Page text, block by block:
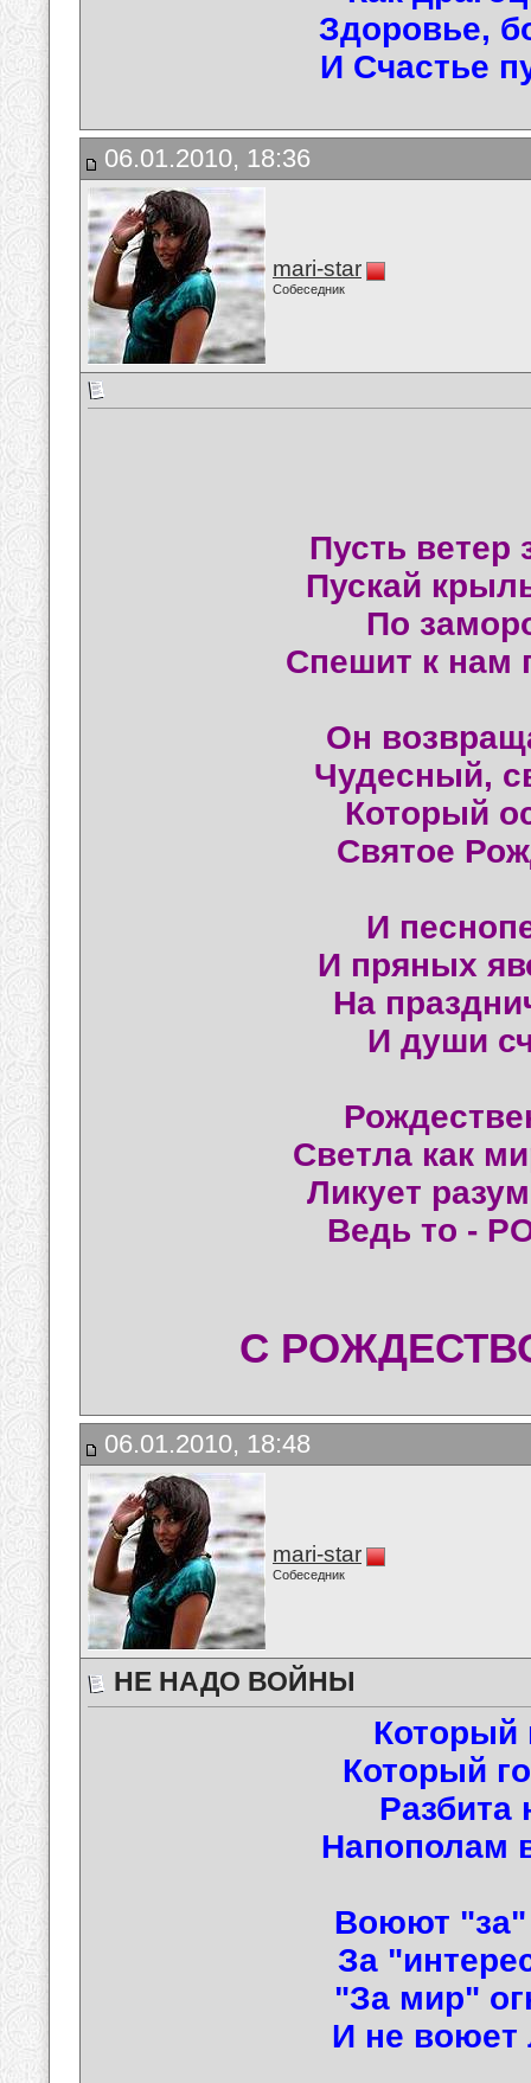
Здоровье,
И Счастье
06.01.2010, 18:36
mari-star
Собеседник
Пусть ветер
Пускай
По
Спешит к нам
Он
Чудесный,
Который
Святое
И
И пряных
На
И души
Светла как
Ликует
Ведь то -
С
06.01.2010, 18:48
mari-star
Собеседник
НЕ НАДО ВОЙНЫ
Который
Который
Разбита
Напополам
Воюют "за"
За
"За мир"
И не воюет